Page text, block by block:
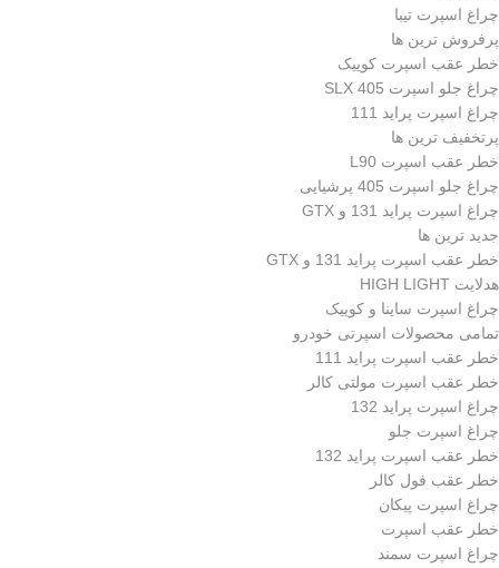
چراغ اسپرت تیبا
پرفروش ترین ها
خطر عقب اسپرت کوییک
چراغ جلو اسپرت 405 SLX
چراغ اسپرت پراید 111
پرتخفیف ترین ها
خطر عقب اسپرت L90
چراغ جلو اسپرت 405 پرشیایی
چراغ اسپرت پراید 131 و GTX
جدید ترین ها
خطر عقب اسپرت پراید 131 و GTX
هدلایت HIGH LIGHT
چراغ اسپرت ساینا و کوییک
تمامی محصولات اسپرتی خودرو
خطر عقب اسپرت پراید 111
خطر عقب اسپرت مولتی کالر
چراغ اسپرت پراید 132
چراغ اسپرت جلو
خطر عقب اسپرت پراید 132
خطر عقب فول کالر
چراغ اسپرت پیکان
خطر عقب اسپرت
چراغ اسپرت سمند